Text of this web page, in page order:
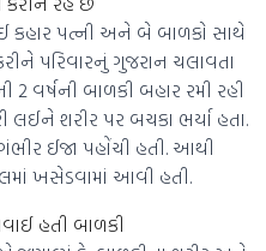
કહાર પત્ની અને બે બાળકો સાથે
પરિવારનું ગુજરાન ચલાવતા
2 વર્ષની બાળકી બહાર રમી રહી
લઈને શરીર પર બચકા ભર્યા હતા.
ઈજા પહોંચી હતી. આથી
ખસેડવામાં આવી હતી.
હતી બાળકી